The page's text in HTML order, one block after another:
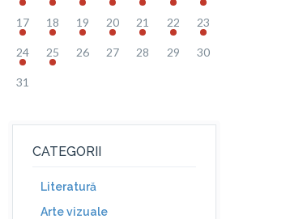
17 18 19 20 21 22 23
24 25 26 27 28 29 30
31
CATEGORII
Literatură
Arte vizuale